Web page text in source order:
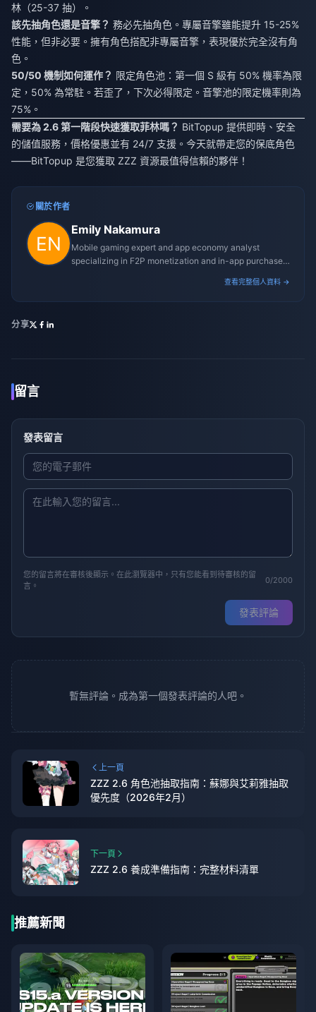
林（25-37 抽）。
該先抽角色還是音擎？ 務必先抽角色。專屬音擎雖能提升 15-25%
性能，但非必要。擁有角色搭配非專屬音擎，表現優於完全沒有角
色。
50/50 機制如何運作？ 限定角色池：第一個 S 級有 50% 機率為限
定，50% 為常駐。若歪了，下次必得限定。音擎池的限定機率則為
75%。
需要為 2.6 第一階段快速獲取菲林嗎？ BitTopup 提供即時、安全
的儲值服務，價格優惠並有 24/7 支援。今天就帶走您的保底角色
——BitTopup 是您獲取 ZZZ 資源最值得信賴的夥伴！
關於作者
Emily Nakamura
Mobile gaming expert and app economy analyst
specializing in F2P monetization and in-app purchase
查看完整個人資料 →
分享
留言
發表留言
您的留言將在審核後顯示。在此瀏覽器中，只有您能看到待審核的留
言。
0/2000
發表評論
暫無評論。成為第一個發表評論的人吧。
上一頁
ZZZ 2.6 角色池抽取指南：蘇娜與艾莉雅抽取
優先度（2026年2月）
下一頁
ZZZ 2.6 養成準備指南：完整材料清單
推薦新聞